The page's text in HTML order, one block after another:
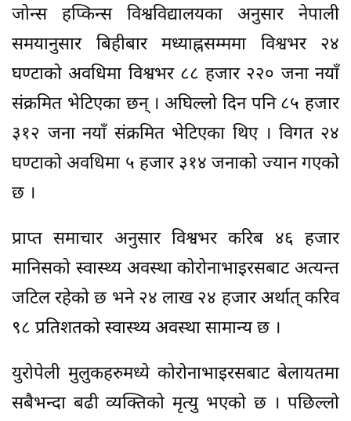
जोन्स हप्किन्स विश्वविद्यालयका अनुसार नेपाली
समयानुसार बिहीबार मध्याह्नसम्ममा विश्वभर २४
घण्टाको अवधिमा विश्वभर ८८ हजार २२० जना नयाँ
संक्रमित भेटिएका छन् । अघिल्लो दिन पनि ८५ हजार
३१२ जना नयाँ संक्रमित भेटिएका थिए । विगत २४
घण्टाको अवधिमा ५ हजार ३१४ जनाको ज्यान गएको
छ ।
प्राप्त समाचार अनुसार विश्वभर करिब ४६ हजार
मानिसको स्वास्थ्य अवस्था कोरोनाभाइरसबाट अत्यन्त
जटिल रहेको छ भने २४ लाख २४ हजार अर्थात् करिव
९८ प्रतिशतको स्वास्थ्य अवस्था सामान्य छ ।
युरोपेली मुलुकहरुमध्ये कोरोनाभाइरसबाट बेलायतमा
सबैभन्दा बढी व्यक्तिको मृत्यु भएको छ । पछिल्लो